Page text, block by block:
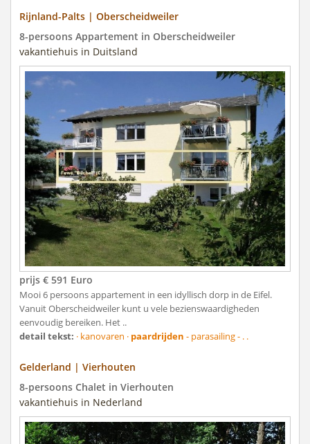
Rijnland-Palts | Oberscheidweiler
8-persoons Appartement in Oberscheidweiler
vakantiehuis in Duitsland
prijs € 591 Euro
Mooi 6 persoons appartement in een idyllisch dorp in de Eifel.
Vanuit Oberscheidweiler kunt u vele bezienswaardigheden
eenvoudig bereiken. Het ..
detail tekst: · kanovaren · paardrijden - parasailing - . .
Gelderland | Vierhouten
8-persoons Chalet in Vierhouten
vakantiehuis in Nederland